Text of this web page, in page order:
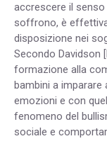
accrescere il
soffrono, è
disposizione nei
Secondo Davidson
formazione alla
bambini a
emozioni e con
fenomeno del
sociale e